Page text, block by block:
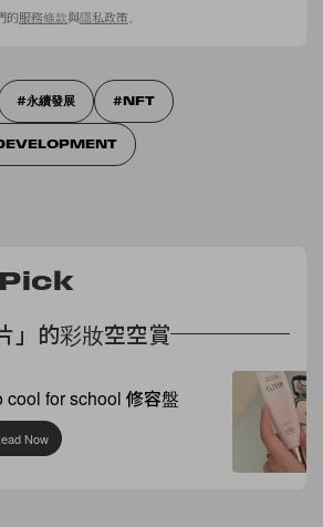
的服務條款與隱私政策
永續發展 NFT
」的彩妝空空賞
cool for school 修容盤
Now